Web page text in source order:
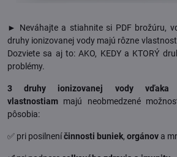
► Neváhajte a stiahnite si PDF brožúru,
druhy ionizovanej vody majú rôzne
Dozviete sa aj to: AKO, KEDY a KTORÝ
problémy.
3 druhy ionizovanej vody vďaka
vlastnostiam majú neobmedzené
pôsobia:
✅ pri posilneníčinnosti buniek, orgánov a